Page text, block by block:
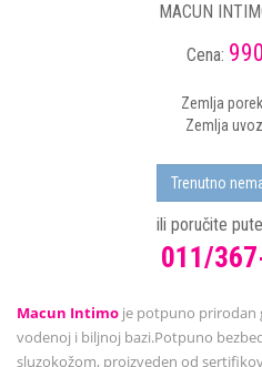
MACUN
Cena:
Zemlja
Zemlja
Trenutno
ili poručite
011/
Macun Intimo je potpuno prirodan
vodenoj i biljnoj bazi.Potpuno
sluzokožom, proizveden od